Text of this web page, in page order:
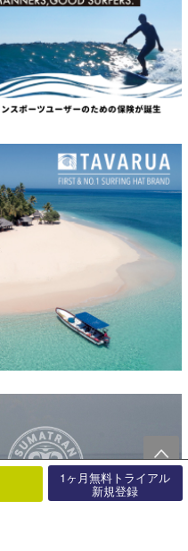
1ヶ月無料トライアル
新規登録